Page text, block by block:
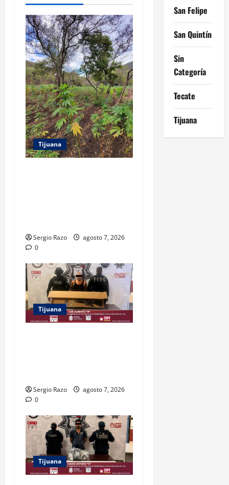
n
Tijuana
Sergio Razo
agosto 7, 2026
0
Tijuana
Sergio Razo
agosto 7, 2026
0
Tijuana
San Felipe
San Quintín
Sin
Categoría
Tecate
Tijuana